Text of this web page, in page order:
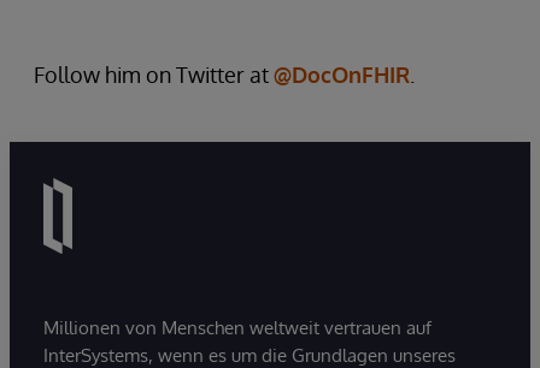
Follow him on Twitter at@DocOnFHIR
Millionen von Menschen weltweit vertrauen auf
InterSystems, wenn es um die Grundlagen unseres